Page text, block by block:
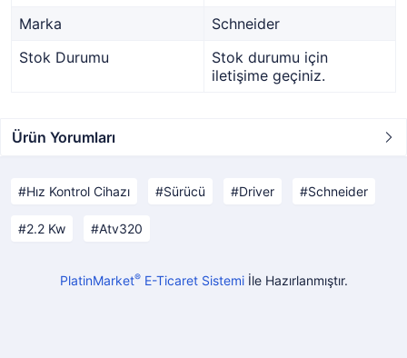
Marka
Schneider
Stok Durumu
Stok durumu için
iletişime geçiniz.
Ürün Yorumları
Hız Kontrol Cihazı Sürücü Driver Schneider
2.2 Kw Atv320
PlatinMarket®E-Ticaret Sistemiİle Hazırlanmıştır.